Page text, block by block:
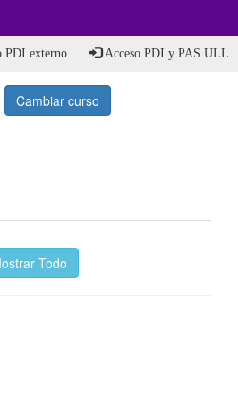
PDI externo Acceso PDI y PAS ULL
Cambiar curso
Todo